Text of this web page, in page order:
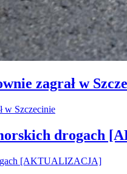
zagrał w
drogach